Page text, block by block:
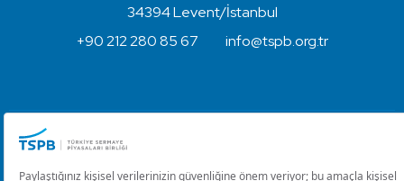
34394 Levent/İstanbul
+90 212 280 85 67
info@tspb.org.tr
Türkiye Sermaye Piyasaları Birliği ⋅ Copyright © 2023